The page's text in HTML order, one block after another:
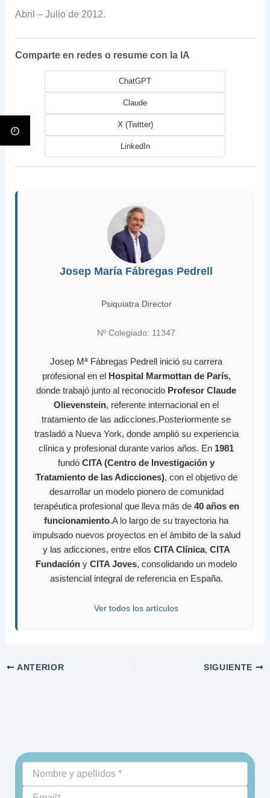
Abril – Julio de 2012.
Comparte en redes o resume con la IA
ChatGPT
Claude
X (Twitter)
LinkedIn
Josep María Fábregas Pedrell
Psiquiatra Director
Nº Colegiado: 11347
Josep Mª Fàbregas Pedrell inició su carrera
profesional en el Hospital Marmottan de París,
donde trabajó junto al reconocido Profesor Claude
Olievenstein, referente internacional en el
tratamiento de las adicciones.Posteriormente se
trasladó a Nueva York, donde amplió su experiencia
clínica y profesional durante varios años. En 1981
fundó CITA (Centro de Investigación y
Tratamiento de las Adicciones), con el objetivo de
desarrollar un modelo pionero de comunidad
terapéutica profesional que lleva más de 40 años en
funcionamiento.A lo largo de su trayectoria ha
impulsado nuevos proyectos en el ámbito de la salud
y las adicciones, entre ellos CITA Clínica, CITA
Fundación y CITA Joves, consolidando un modelo
asistencial integral de referencia en España.
Ver todos los artículos
ANTERIOR SIGUIENTE